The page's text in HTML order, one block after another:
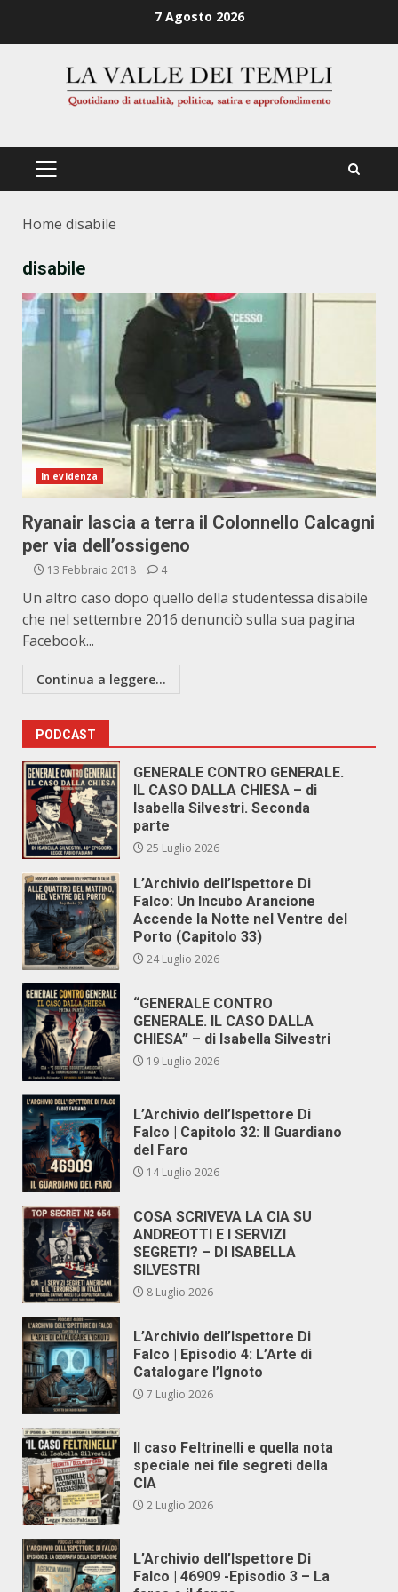
7 Agosto 2026
PRIMÄRES
Home disabile
disabile
In evidenza
Ryanair lascia a terra il Colonnello Calcagni
per via dell’ossigeno
13 Febbraio 2018 4
Un altro caso dopo quello della studentessa disabile
che nel settembre 2016 denunciò sulla sua pagina
Facebook...
Continua a leggere...
PODCAST
GENERALE CONTRO GENERALE.
IL CASO DALLA CHIESA – di
Isabella Silvestri. Seconda
parte
25 Luglio 2026
L’Archivio dell’Ispettore Di
Falco: Un Incubo Arancione
Accende la Notte nel Ventre del
Porto (Capitolo 33)
24 Luglio 2026
“GENERALE CONTRO
GENERALE. IL CASO DALLA
CHIESA” – di Isabella Silvestri
19 Luglio 2026
L’Archivio dell’Ispettore Di
Falco | Capitolo 32: Il Guardiano
del Faro
14 Luglio 2026
COSA SCRIVEVA LA CIA SU
ANDREOTTI E I SERVIZI
SEGRETI? – DI ISABELLA
SILVESTRI
8 Luglio 2026
L’Archivio dell’Ispettore Di
Falco | Episodio 4: L’Arte di
Catalogare l’Ignoto
7 Luglio 2026
Il caso Feltrinelli e quella nota
speciale nei file segreti della
CIA
2 Luglio 2026
L’Archivio dell’Ispettore Di
Falco | 46909 -Episodio 3 – La